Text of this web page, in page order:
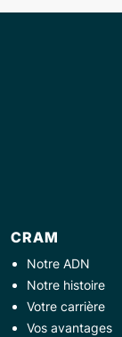
CRAM
Notre ADN
Notre histoire
Votre carrière
Vos avantages